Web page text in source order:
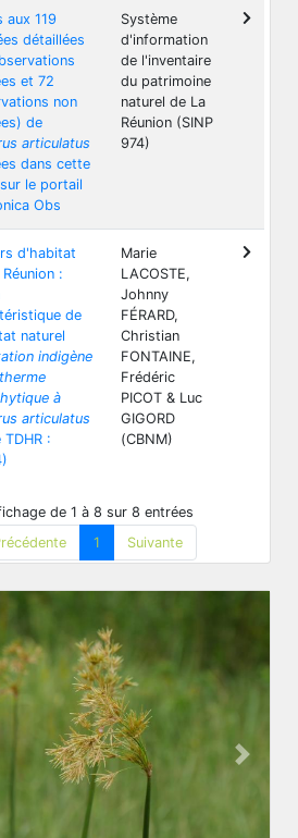
aux 119
détaillées
et 72
non
de
articulatus
dans cette
le portail
Obs
Système
d'information
de l'inventaire
du patrimoine
naturel de La
Réunion (SINP
974)
d'habitat
:
de
naturel
indigène
à
articulatus
TDHR :
Marie
LACOSTE,
Johnny
FÉRARD,
Christian
FONTAINE,
Frédéric
PICOT & Luc
GIGORD
(CBNM)
de 1 à 8 sur 8 entrées
1 Suivante
Next